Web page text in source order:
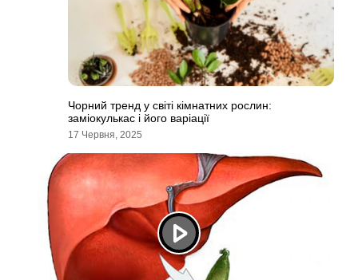
Чорний тренд у світі кімнатних рослин:
заміокулькас і його варіації
17 Червня, 2025